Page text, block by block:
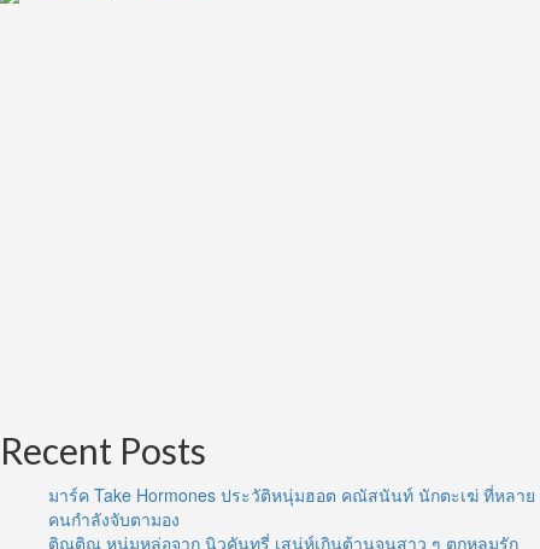
Recent Posts
มาร์ค Take Hormones ประวัติหนุ่มฮอต คณัสนันท์ นักตะเฆ่ ที่หลาย
คนกำลังจับตามอง
ติณติณ หนุ่มหล่อจาก นิวคันทรี่ เสน่ห์เกินต้านจนสาว ๆ ตกหลุมรัก